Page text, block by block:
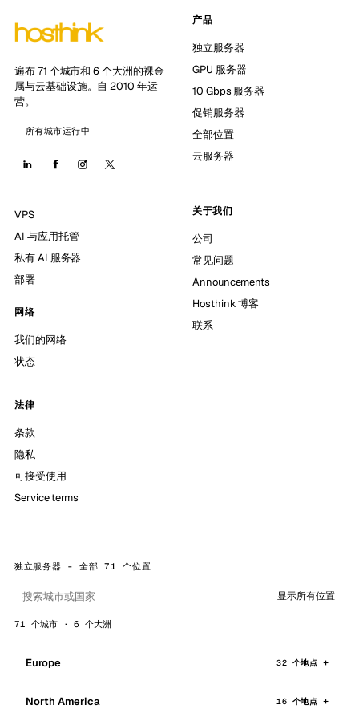
遍布 71 个城市和 6 个大洲的裸金
属与云基础设施。自 2010 年运
营。
所有城市运行中
产品
独立服务器
GPU 服务器
10 Gbps 服务器
促销服务器
全部位置
云服务器
VPS
AI 与应用托管
私有 AI 服务器
部署
网络
我们的网络
状态
关于我们
公司
常见问题
Announcements
Hosthink 博客
联系
法律
条款
隐私
可接受使用
Service terms
独立服务器 - 全部 71 个位置
显示所有位置
71 个城市 · 6 个大洲
Europe 32 个地点
North America 16 个地点